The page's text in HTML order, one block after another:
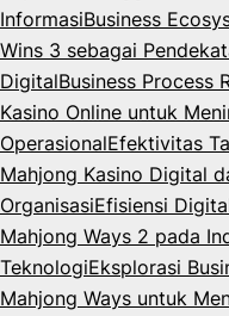
InformasiBusiness
Wins 3 sebagai
DigitalBusiness Process
Kasino Online untuk
OperasionalEfektivitas
Mahjong Kasino Digital
OrganisasiEfisiensi
Mahjong Ways 2 pada
TeknologiEksplorasi
Mahjong Ways untuk